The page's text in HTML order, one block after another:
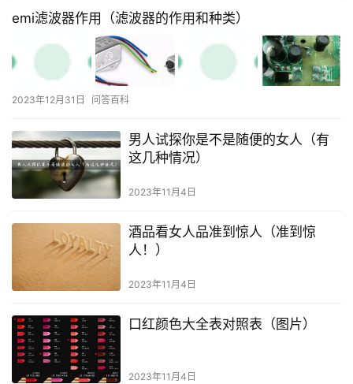
emi滤波器作用（滤波器的作用和种类）
2023年12月31日 问答百科
男人试探你是不是随便的女人（有
这几种情况）
2023年11月4日
酒品看女人品准到惊人（准到惊
人！）
2023年11月4日
口红颜色大全表对照表（图片）
2023年11月4日